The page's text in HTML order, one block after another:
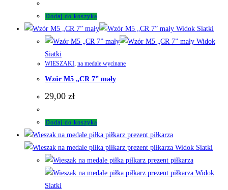
Dodaj do koszyka
Widok Siatki
Widok
Siatki
WIESZAKI, na medale wycinane
Wzór M5 „CR 7” mały
29,00 zł
Dodaj do koszyka
Widok Siatki
Widok
Siatki